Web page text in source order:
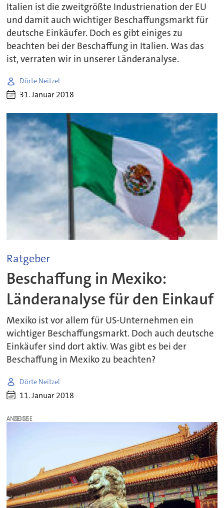
Italien ist die zweitgrößte Industrienation der EU
und damit auch wichtiger Beschaffungsmarkt für
deutsche Einkäufer. Doch es gibt einiges zu
beachten bei der Beschaffung in Italien. Was das
ist, verraten wir in unserer Länderanalyse.
Dörte Neitzel
31. Januar 2018
Ratgeber
Beschaffung in Mexiko:
Länderanalyse für den Einkauf
Mexiko ist vor allem für US-Unternehmen ein
wichtiger Beschaffungsmarkt. Doch auch deutsche
Einkäufer sind dort aktiv. Was gibt es bei der
Beschaffung in Mexiko zu beachten?
Dörte Neitzel
11. Januar 2018
ANZEIGE